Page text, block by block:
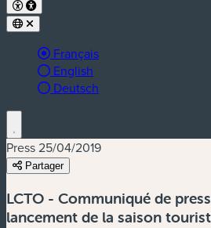
Langue active :
Français
English
Deutsch
Press25/04/2019
Partager
LCTO - Communiqué de
lancement de la saison